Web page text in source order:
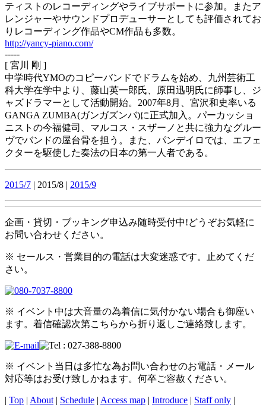
ティストのレコーディングやライブサポートに参加。またア
レンジャーやサウンドプロデューサーとしても評価されてお
りレコーディング作品やCM作品も多数。
http://yancy-piano.com/
-----
[ 宮川 剛 ]
中学時代YMOのコピーバンドでドラムを始め、九州芸術工
科大学在学中より、藤山英一郎氏、原田迅明氏に師事し、ジ
ャズドラマーとして活動開始。2007年8月、宮沢和史率いる
GANGA ZUMBA(ガンガズンバ)に正式加入。パーカッショ
ニストの今福健司、マルコス・スザーノと共に強力なグルー
ヴでバンドの屋台骨を担う。また、パンデイロでは、エフェ
クターを駆使した奏法の日本の第一人者である。
2015/7 | 2015/8 | 2015/9
企画・貸切・ブッキング申込み随時受付中!どうぞお気軽に
お問い合わせください。
※ セールス・営業目的の電話は大変迷惑です。止めてくだ
さい。
※ イベント中は大音量の為着信に気付かない場合も御座い
ます。着信確認次第こちらから折り返しご連絡致します。
※ イベント当日は多忙な為お問い合わせのお電話・メール
対応等はお受け致しかねます。何卒ご容赦ください。
| Top | About | Schedule | Access map | Introduce | Staff only |